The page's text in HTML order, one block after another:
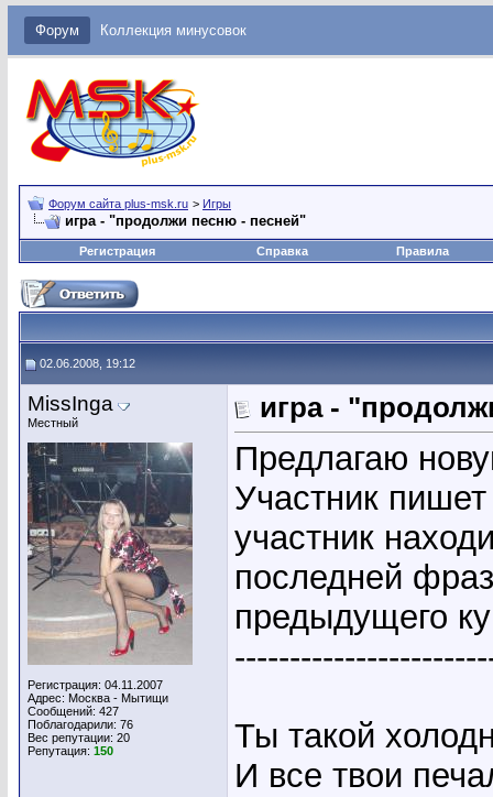
Форум Коллекция минусовок
Форум сайта plus-msk.ru > Игры
игра - "продолжи песню - песней"
Регистрация Справка Правила
02.06.2008, 19:12
MissInga
Местный
Регистрация: 04.11.2007
Адрес: Москва - Мытищи
Сообщений: 427
Поблагодарили: 76
Вес репутации: 20
Репутация: 150
игра -
Предлагаю
Участник
участник
последней
предыдущего
Ты такой
И все твои